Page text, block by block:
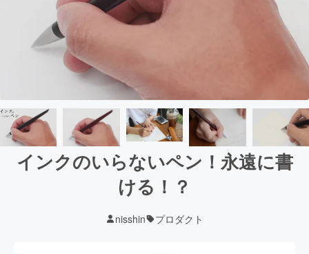
インクのいらないペン！永遠に書
ける！？
nisshin プロダクト